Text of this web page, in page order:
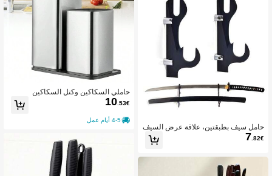
حامل سيف بطبقتين، علاقة عرض السيف
حامل مثبت على الحائط، حامل سيف مثب
7.82€
حاملي السكاكين وكتل السكاكين
10.53€
4-5 أيام عمل